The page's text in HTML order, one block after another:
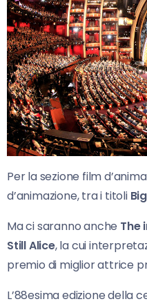
Per la sezione film
d’animazione, tra i titoli
Ma ci saranno anche The
Still Alice, la cui
premio di miglior attrice
L’88esima edizione della